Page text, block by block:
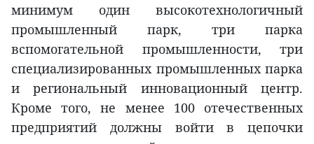
минимум один высокотехнологичный
промышленный парк, три парка
вспомогательной промышленности, три
специализированных промышленных парка
и региональный инновационный центр.
Кроме того, не менее 100 отечественных
предприятий должны войти в цепочки